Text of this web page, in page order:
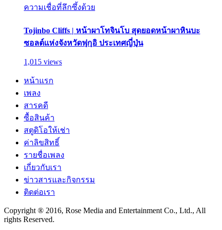
ความเชื่อที่ลึกซึ้งด้วย
Tojinbo Cliffs | หน้าผาโทจินโบ สุดยอดหน้าผาหินบะ
ซอลต์แห่งจังหวัดฟุกุอิ ประเทศญี่ปุ่น
1,015 views
หน้าแรก
เพลง
สารคดี
ซื้อสินค้า
สตูดิโอให้เช่า
ค่าลิขสิทธิ์
รายชื่อเพลง
เกี่ยวกับเรา
ข่าวสารและกิจกรรม
ติดต่อเรา
Copyright ® 2016, Rose Media and Entertainment Co., Ltd., All
rights Reserved.